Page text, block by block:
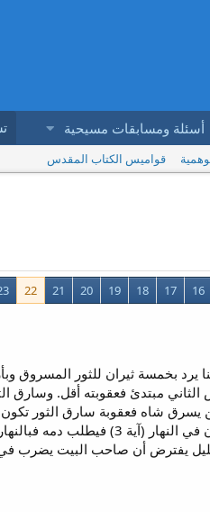
أسئلة ومسابقات مسيحية
قواميس الكتاب المقدس
16
17
18
19
20
21
22
هو أكثر جسارة ممن يسرق شاه فعقوبة سارق
صاحب البيت في حل أن يضربه وإن مات هو
يفترض أن صاحب البيت يضرب